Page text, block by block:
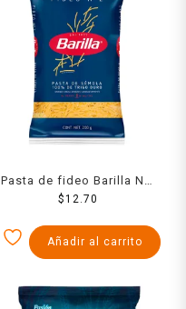
Pasta de fideo Barilla No.
2 200 g
$12.70
Añadir al carrito